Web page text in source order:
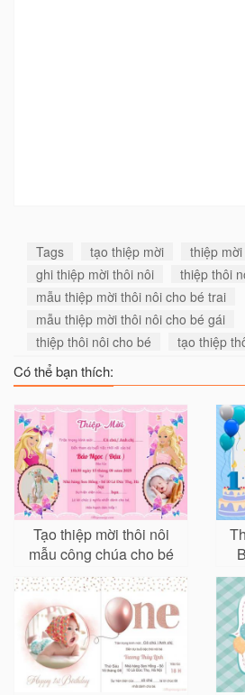
Tags tạo thiệp mời
thiệp
ghi thiệp mời thôi nôi
thiệp thôi
mẫu thiệp mời thôi nôi cho bé trai
mẫu thiệp mời thôi nôi cho bé gái
thiệp thôi nôi cho bé
tạo thiệp
Có thể bạn thích:
Tạo thiệp mời thôi nôi
mẫu công chúa cho bé
gái